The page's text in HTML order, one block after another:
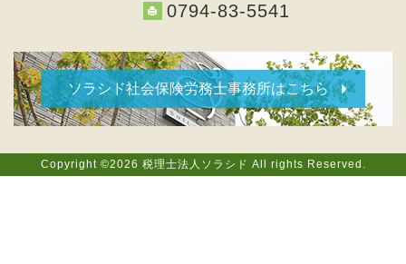
0794-83-5541
ソラシド社会保険労務士事務所はこちら
Copyright ©2026 税理士法人ソラシド All rights Reserved.